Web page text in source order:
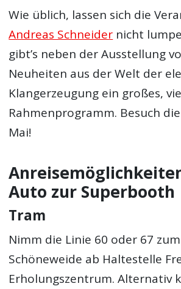
Wie üblich, lassen sich die
Andreas Schneider nicht
gibt’s neben der Ausstellung
Neuheiten aus der Welt der
Klangerzeugung ein großes,
Rahmenprogramm. Besuch
Mai!
Auto zur Superbooth
Tram
Nimm die Linie 60 oder 67
Schöneweide ab Haltestelle
Erholungszentrum. Alternativ